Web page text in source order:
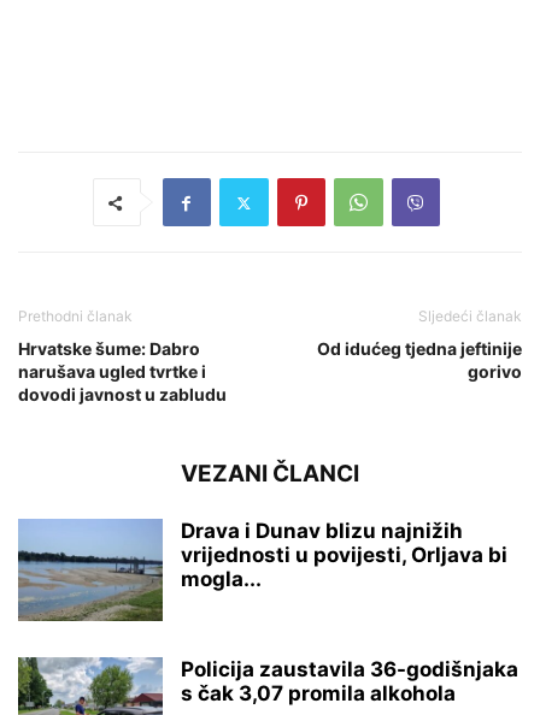
Prethodni članak
Hrvatske šume: Dabro
narušava ugled tvrtke i
dovodi javnost u zabludu
Sljedeći članak
Od idućeg tjedna jeftinije
gorivo
VEZANI ČLANCI
Drava i Dunav blizu najnižih
vrijednosti u povijesti, Orljava bi
mogla...
Policija zaustavila 36-godišnjaka
s čak 3,07 promila alkohola